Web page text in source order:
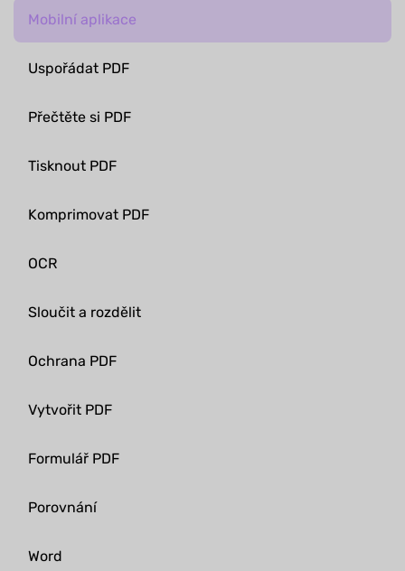
Mobilní aplikace
Uspořádat PDF
Přečtěte si PDF
Tisknout PDF
Komprimovat PDF
OCR
Sloučit a rozdělit
Ochrana PDF
Vytvořit PDF
Formulář PDF
Porovnání
Word